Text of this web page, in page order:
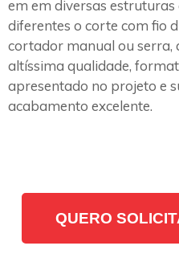
em em diversas
diferentes o corte com fio
cortador manual ou serra,
altíssima qualidade,
apresentado no projeto e
acabamento excelente.
QUERO